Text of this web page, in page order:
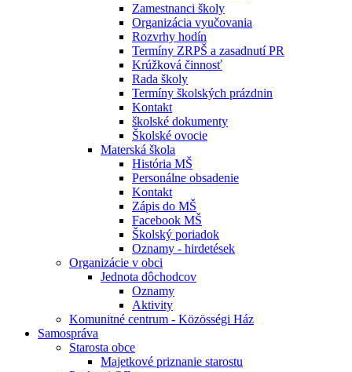
Zamestnanci školy
Organizácia vyučovania
Rozvrhy hodín
Termíny ZRPŠ a zasadnutí PR
Krúžková činnosť
Rada školy
Termíny školských prázdnin
Kontakt
školské dokumenty
Školské ovocie
Materská škola
História MŠ
Personálne obsadenie
Kontakt
Zápis do MŠ
Facebook MŠ
Školský poriadok
Oznamy - hirdetések
Organizácie v obci
Jednota dôchodcov
Oznamy
Aktivity
Komunitné centrum - Közösségi Ház
Samospráva
Starosta obce
Majetkové priznanie starostu